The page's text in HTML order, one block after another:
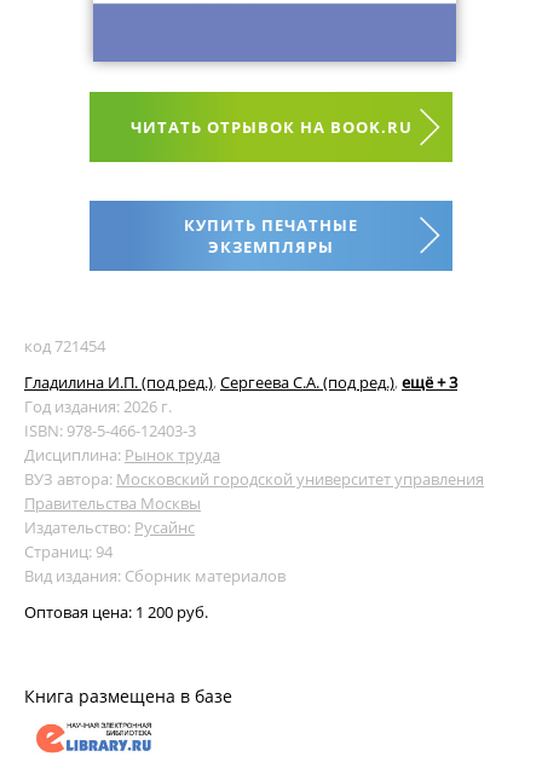
ЧИТАТЬ ОТРЫВОК НА BOOK.RU
КУПИТЬ ПЕЧАТНЫЕ
ЭКЗЕМПЛЯРЫ
код 721454
Гладилина И.П. (под ред.), Сергеева С.А. (под ред.), ещё + 3
Год издания: 2026 г.
ISBN: 978-5-466-12403-3
Дисциплина: Рынок труда
ВУЗ автора: Московский городской университет управления
Правительства Москвы
Издательство: Русайнс
Страниц: 94
Вид издания: Сборник материалов
Оптовая цена: 1 200 руб.
Книга размещена в базе